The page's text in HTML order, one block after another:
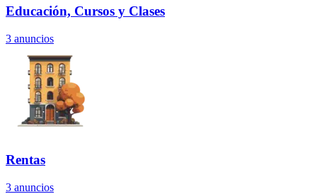
Educación, Cursos y Clases
3 anuncios
Rentas
3 anuncios